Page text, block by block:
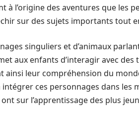
à l’origine des aventures que les
sur des sujets importants tout
singuliers et d’animaux
aux enfants d’interagir avec des
ainsi leur compréhension du
ces personnages dans les
sur l’apprentissage des plus